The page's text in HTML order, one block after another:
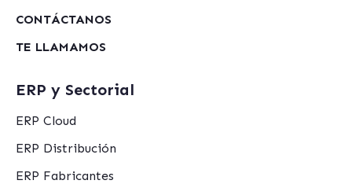
CONTÁCTANOS
TE LLAMAMOS
ERP y Sectorial
ERP Cloud
ERP Distribución
ERP Fabricantes